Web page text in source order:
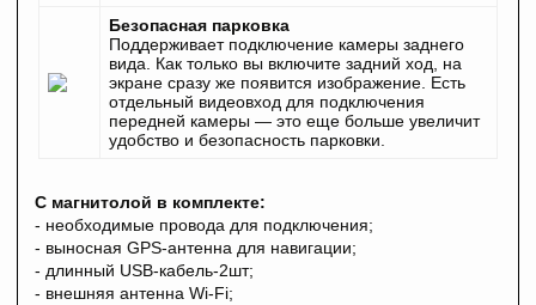
Безопасная парковка
Поддерживает подключение камеры заднего
вида. Как только вы включите задний ход, на
экране сразу же появится изображение. Есть
отдельный видеовход для подключения
передней камеры — это еще больше увеличит
удобство и безопасность парковки.
С магнитолой в комплекте:
- необходимые провода для подключения;
- выносная GPS-антенна для навигации;
- длинный USB-кабель-2шт;
- внешняя антенна Wi-Fi;